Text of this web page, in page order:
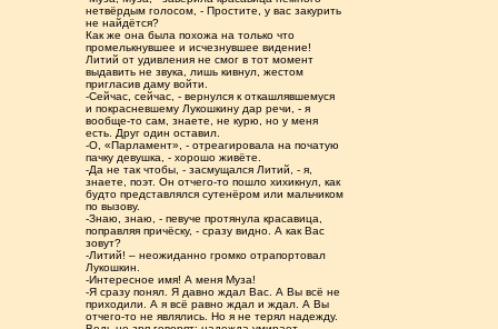
нетвёрдым голосом, - Простите, у вас закурить
не найдётся?
Как же она была похожа на только что
промелькнувшее и исчезнувшее видение!
Литий от удивления не смог в тот момент
выдавить не звука, лишь кивнул, жестом
пригласив даму войти.
-Сейчас, сейчас, - вернулся к откашлявшемуся
и покрасневшему Лукошкину дар речи, - я
вообще-то сам, знаете, не курю, но у меня
есть. Друг один оставил.
-О, «Парламент», - отреагировала на початую
пачку девушка, - хорошо живёте.
-Да не так чтобы, - засмущался Литий, - я,
знаете, поэт. Он отчего-то пошло хихикнул, как
будто представлялся сутенёром или мальчиком
по вызову.
-Знаю, знаю, - певуче протянула красавица,
поправляя причёску, - сразу видно. А как Вас
зовут?
-Литий! – неожиданно громко отрапортовал
Лукошкин.
-Интересное имя! А меня Муза!
-Я сразу понял. Я давно ждал Вас. А Вы всё не
приходили. А я всё равно ждал и ждал. А Вы
отчего-то не являлись. Но я не терял надежду.